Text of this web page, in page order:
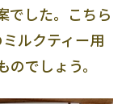
でした。こちら
ルクティー用
でしょう。